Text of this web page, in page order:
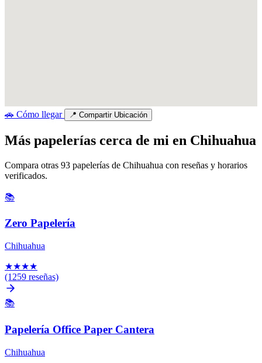
🚗 Cómo llegar 📍 Compartir Ubicación
Más papelerías cerca de mi en Chihuahua
Compara otras 93 papelerías de Chihuahua con reseñas y horarios
verificados.
📚
Zero Papelería
Chihuahua
★★★★
(1259 reseñas)
📚
Papelería Office Paper Cantera
Chihuahua